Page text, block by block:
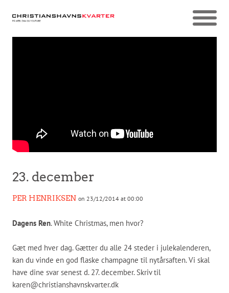
23. december
PER HENRIKSEN on 23/12/2014 at 00:00
Dagens Ren. White Christmas, men hvor?
Gæt med hver dag. Gætter du alle 24 steder i julekalenderen,
kan du vinde en god flaske champagne til nytårsaften. Vi skal
have dine svar senest d. 27. december. Skriv til
karen@christianshavnskvarter.dk